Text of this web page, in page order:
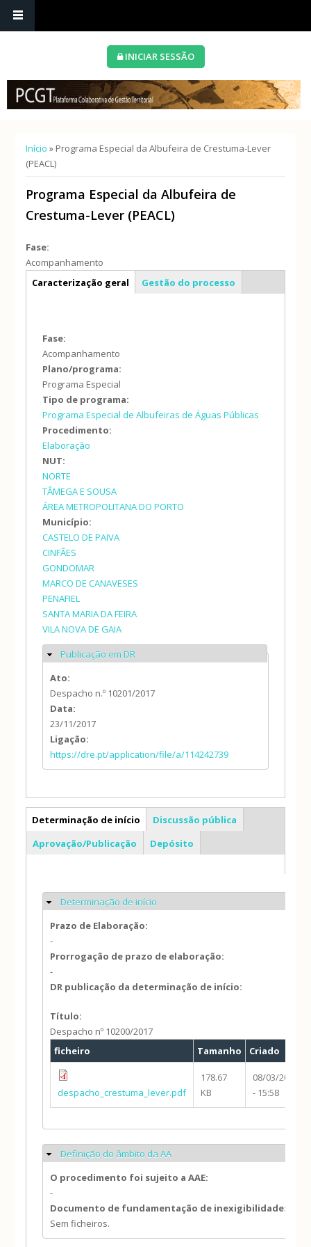
INICIAR SESSÃO
Está aqui
Início » Programa Especial da Albufeira de Crestuma-Lever
(PEACL)
Programa Especial da Albufeira de
Crestuma-Lever (PEACL)
Fase:
Acompanhamento
Info geral
Caracterização geral Gestão do processo
Fase:
Acompanhamento
Plano/programa:
Programa Especial
Tipo de programa:
Programa Especial de Albufeiras de Águas Públicas
Procedimento:
Elaboração
NUT:
NORTE
TÂMEGA E SOUSA
ÁREA METROPOLITANA DO PORTO
Município:
CASTELO DE PAIVA
CINFÃES
GONDOMAR
MARCO DE CANAVESES
PENAFIEL
SANTA MARIA DA FEIRA
VILA NOVA DE GAIA
Ocultar
Publicação em DR
Ato:
Despacho n.º 10201/2017
Data:
23/11/2017
Ligação:
https://dre.pt/application/file/a/114242739
PE
Determinação de início
Discussão pública
Aprovação/Publicação
Depósito
Ocultar
Determinação de início
Prazo de Elaboração:
-
Prorrogação de prazo de elaboração:
-
DR publicação da determinação de início:
Título:
Despacho nº 10200/2017
ficheiro
Tamanho Criado
despacho_crestuma_lever.pdf
178.67
KB
08/03/2019
- 15:58
Ocultar
Definição do âmbito da AA
O procedimento foi sujeito a AAE:
-
Documento de fundamentação de inexigibilidade:
Sem ficheiros.